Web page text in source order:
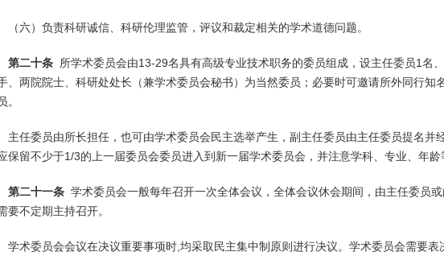
（六）负责科研诚信、科研伦理监管，评议和裁定相关的学术道德问题。
第二十条 所学术委员会由13-29名具有高级专业技术职务的委员组成，设主任委员1名
、两院院士、科研处处长（兼学术委员会秘书）为当然委员；必要时可邀请所外同行知
。
主任委员由所长担任，也可由学术委员会民主选举产生，副主任委员由主任委员提名并
保留不少于1/3的上一届委员会委员进入到新一届学术委员会，并注意学科、专业、年龄
第二十一条 学术委员会一般每年召开一次全体会议，全体会议休会期间，由主任委员
要不定期主持召开。
学术委员会会议在决议重要事项时,均采取民主集中制原则进行决议。学术委员会需要